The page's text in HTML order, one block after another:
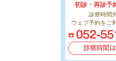
初診・再診予
診療時間
ウェブ予約をご